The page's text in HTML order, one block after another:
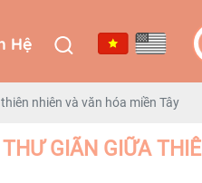
Hệ
Hệ
nhiên và văn hóa miền Tây
GIÃN GIỮA